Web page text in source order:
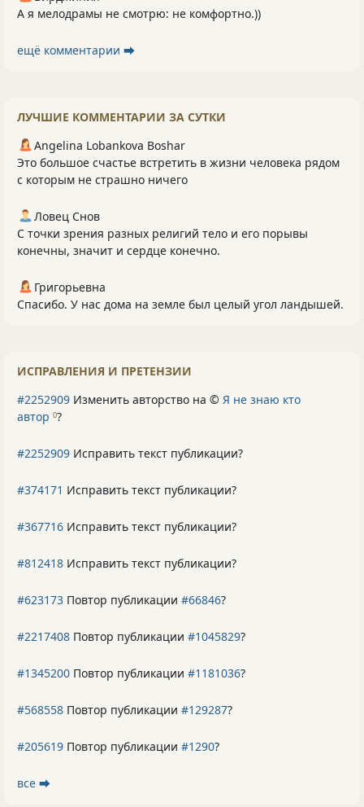
А я мелодрамы не смотрю: не комфортно.))
ещё комментарии ⮕
ЛУЧШИЕ КОММЕНТАРИИ ЗА СУТКИ
Angelina Lobankova Boshar
Это большое счастье встретить в жизни человека рядом
с которым не страшно ничего
Ловец Снов
С точки зрения разных религий тело и его порывы
конечны, значит и сердце конечно.
Григорьевна
Спасибо. У нас дома на земле был целый угол ландышей.
ИСПРАВЛЕНИЯ И ПРЕТЕНЗИИ
#2252909 Изменить авторство на © Я не знаю кто
автор 0?
#2252909 Исправить текст публикации?
#374171 Исправить текст публикации?
#367716 Исправить текст публикации?
#812418 Исправить текст публикации?
#623173 Повтор публикации #66846?
#2217408 Повтор публикации #1045829?
#1345200 Повтор публикации #1181036?
#568558 Повтор публикации #129287?
#205619 Повтор публикации #1290?
все ⮕